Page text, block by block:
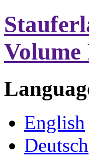
English
Deutsch